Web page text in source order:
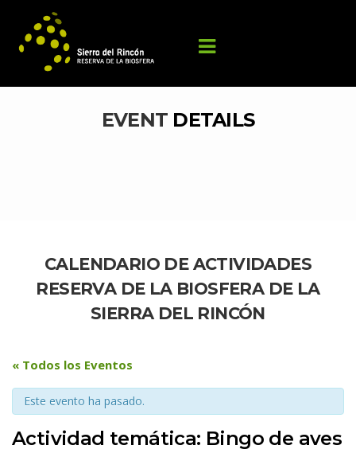
EVENT DETAILS
CALENDARIO DE ACTIVIDADES
RESERVA DE LA BIOSFERA DE LA
SIERRA DEL RINCÓN
« Todos los Eventos
Este evento ha pasado.
Actividad temática: Bingo de ave